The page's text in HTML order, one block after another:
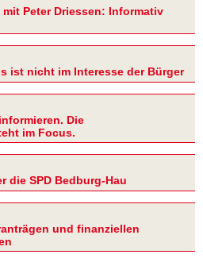
Peter Driessen: Informativ
ist nicht im Interesse der Bürger
Die
im Focus.
die SPD Bedburg-Hau
und finanziellen